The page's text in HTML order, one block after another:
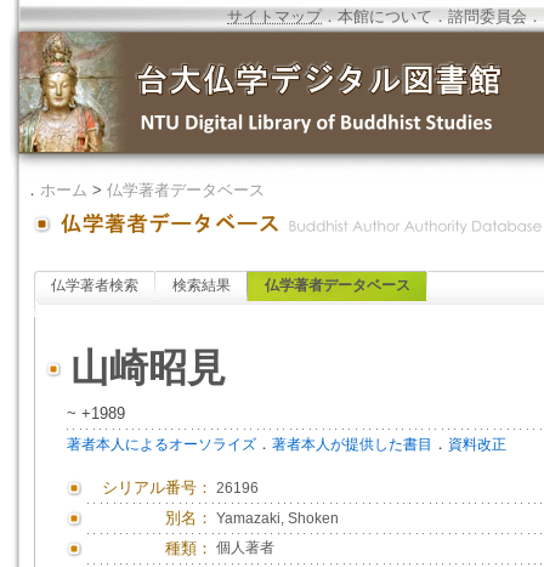
サイトマップ．本館について ．諮問委員会 ．
． ホーム > 仏学著者データベース
仏学著者検索 検索結果 仏学著者データベース
山崎昭見
~ +1989
著者本人によるオーソライズ ． 著者本人が提供した書目 ． 資料改正
シリアル番号： 26196
別名： Yamazaki, Shoken
種類： 個人著者